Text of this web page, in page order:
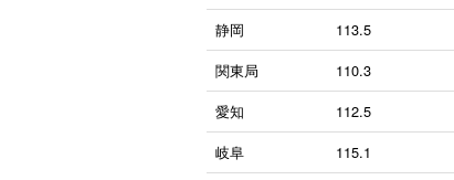
静岡
113.5
関東局
110.3
愛知
112.5
岐阜
115.1